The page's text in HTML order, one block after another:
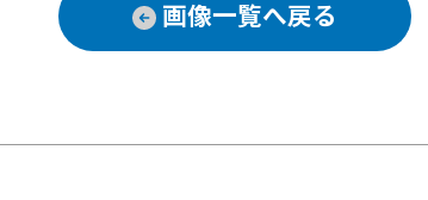
画像一覧へ戻る